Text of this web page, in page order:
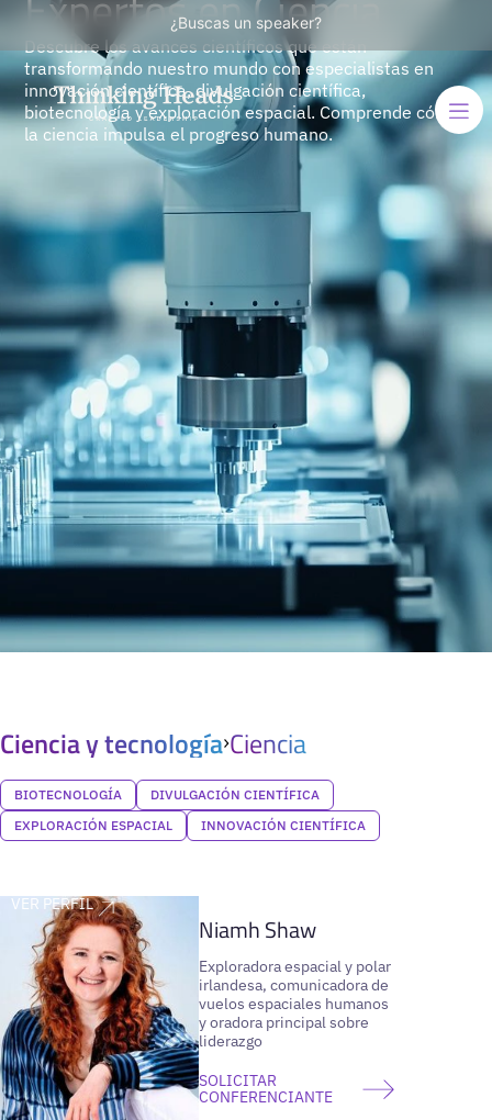
¿Buscas un speaker?
Descubre los avances científicos que están
transformando nuestro mundo con especialistas en
innovación científica, divulgación científica,
biotecnología y exploración espacial. Comprende cómo
la ciencia impulsa el progreso humano.
Ciencia y tecnologíaCiencia
BIOTECNOLOGÍA
DIVULGACIÓN CIENTÍFICA
EXPLORACIÓN ESPACIAL
INNOVACIÓN CIENTÍFICA
VER PERFIL
Niamh Shaw
Exploradora espacial y polar
irlandesa, comunicadora de
vuelos espaciales humanos
y oradora principal sobre
liderazgo
SOLICITAR
CONFERENCIANTE